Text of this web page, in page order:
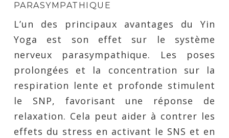
PARASYMPATHIQUE
L’un des principaux avantages du Yin
Yoga est son effet sur le système
nerveux parasympathique. Les poses
prolongées et la concentration sur la
respiration lente et profonde stimulent
le SNP, favorisant une réponse de
relaxation. Cela peut aider à contrer les
effets du stress en activant le SNS et en